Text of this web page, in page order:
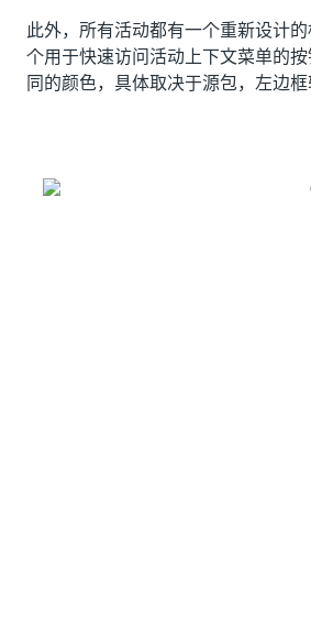
此外，所有活动都有一个重新设计
个用于快速访问活动上下文菜单的
同的颜色，具体取决于源包，左边框